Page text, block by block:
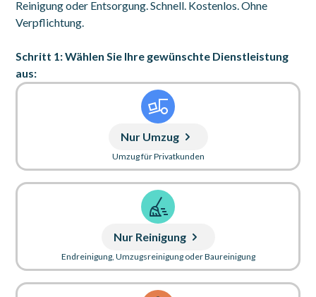
Reinigung oder Entsorgung. Schnell. Kostenlos. Ohne
Verpflichtung.
Schritt 1: Wählen Sie Ihre gewünschte Dienstleistung
aus:
Nur Umzug
Umzug für Privatkunden
Nur Reinigung
Endreinigung, Umzugsreinigung oder Baureinigung